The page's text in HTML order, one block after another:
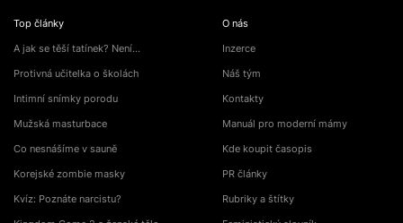
Top články
A jak se těší tatínek? Není…
Protivná učitelka o školách
Intimní snímky porodu
Mužská masturbace
Co nesnášíme v sauně
Korejské zombie masky
Kvíz: Poznáte narcistu?
O nás
Inzerce
Náš tým
Kontakty
Manuál pro moderní mámy
Kde koupit časopis
PR články
Rubriky a štítky